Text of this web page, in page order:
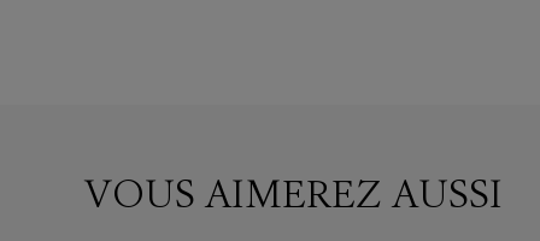
VOUS AIMEREZ AUSSI